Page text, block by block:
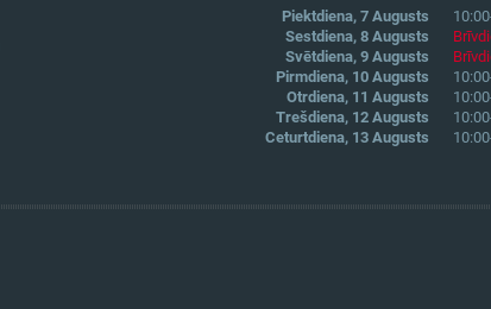
Piektdiena, 7 Augusts
Sestdiena, 8 Augusts
Svētdiena, 9 Augusts
Pirmdiena, 10 Augusts
Otrdiena, 11 Augusts
Trešdiena, 12 Augusts
Ceturtdiena, 13 Augusts